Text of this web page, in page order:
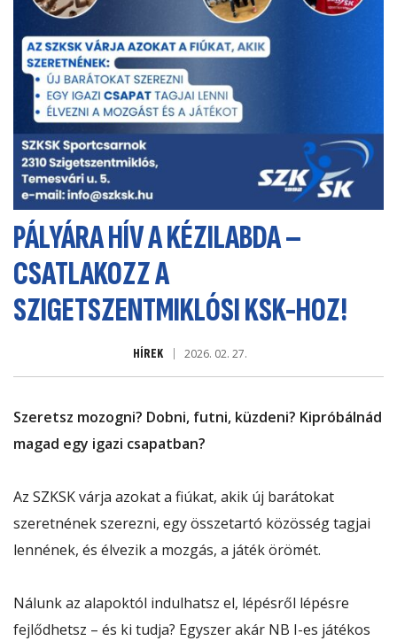
PÁLYÁRA HÍV A KÉZILABDA –
CSATLAKOZZ A
SZIGETSZENTMIKLÓSI KSK-HOZ!
HÍREK 2026. 02. 27.
Szeretsz mozogni? Dobni, futni, küzdeni? Kipróbálnád
magad egy igazi csapatban?
Az SZKSK várja azokat a fiúkat, akik új barátokat
szeretnének szerezni, egy összetartó közösség tagjai
lennének, és élvezik a mozgás, a játék örömét.
Nálunk az alapoktól indulhatsz el, lépésről lépésre
fejlődhetsz – és ki tudja? Egyszer akár NB I-es játékos